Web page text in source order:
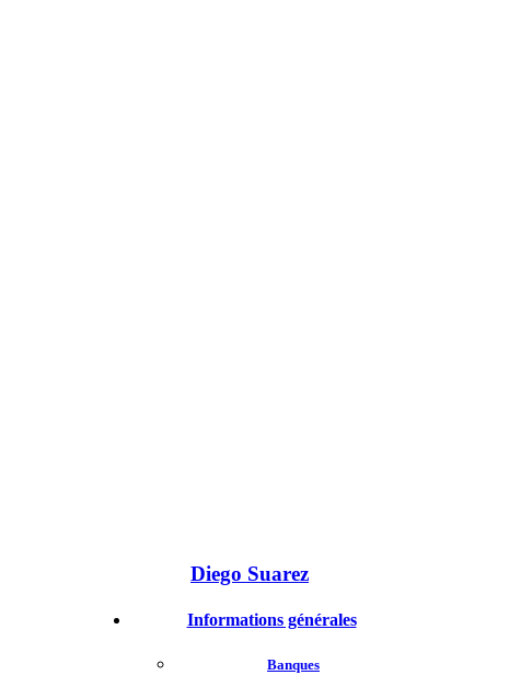
Diego Suarez
Informations générales
Banques